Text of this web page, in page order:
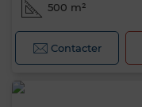
500 m²
Contacter